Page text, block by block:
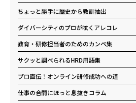
ちょっと勝手に歴史から教訓抽出
ダイバーシティのプロが呟くアレコレ
教育・研修担当者のためのカンペ集
サクッと調べられるHRD用語集
プロ直伝！オンライン研修成功への道
仕事の合間にほっと息抜きコラム